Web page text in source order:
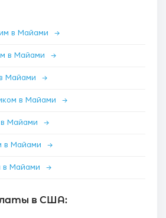
в Майами →
в Майами →
Майами →
в Майами →
Майами →
в Майами →
в Майами →
в США: